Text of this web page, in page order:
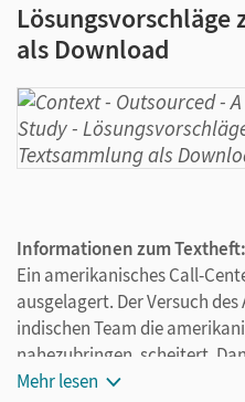
Lösungsvorschläge
als Download
Informationen zum Textheft:
Ein amerikanisches Call-
ausgelagert. Der Versuch
indischen Team die
nahezubringen, scheitert.
beginnt Todd sich mit der
Mehr lesen